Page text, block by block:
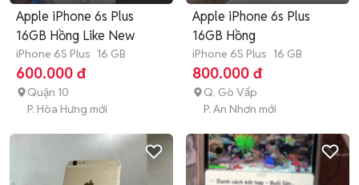
Apple iPhone 6s Plus
16GB Hồng Like New
iPhone 6S Plus 16 GB
600.000 đ
Quận 10
P. Hòa Hưng mới
Apple iPhone 6s Plus
16GB Hồng
iPhone 6S Plus 16 GB
800.000 đ
Q. Gò Vấp
P. An Nhơn mới